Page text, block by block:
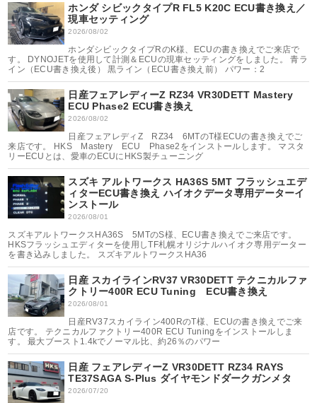
ホンダ シビックタイプR FL5 K20C ECU書き換え／
現車セッティング
2026/08/02
ホンダシビックタイプRのK様、ECUの書き換えでご来店で
す。 DYNOJETを使用して計測＆ECUの現車セッティングをしました。 青ラ
イン（ECU書き換え後） 黒ライン（ECU書き換え前） パワー：2
日産フェアレディーZ RZ34 VR30DETT Mastery
ECU Phase2 ECU書き換え
2026/08/02
日産フェアレディZ RZ34 6MTのT様ECUの書き換えでご
来店です。 HKS Mastery ECU Phase2をインストールします。 マスタ
リーECUとは、愛車のECUにHKS製チューニング
スズキ アルトワークス HA36S 5MT フラッシュエデ
ィターECU書き換え ハイオクデータ専用データーイ
ンストール
2026/08/01
スズキアルトワークスHA36S 5MTのS様、ECU書き換えでご来店です。
HKSフラッシュエディターを使用しTF札幌オリジナルハイオク専用データー
を書き込みしました。 スズキアルトワークスHA36
日産 スカイラインRV37 VR30DETT テクニカルファ
クトリー400R ECU Tuning ECU書き換え
2026/08/01
日産RV37スカイライン400RのT様、ECUの書き換えでご来
店です。 テクニカルファクトリー400R ECU Tuningをインストールしま
す。 最大ブースト1.4kでノーマル比、約26％のパワー
日産 フェアレディーZ VR30DETT RZ34 RAYS
TE37SAGA S-Plus ダイヤモンドダークガンメタ
2026/07/20